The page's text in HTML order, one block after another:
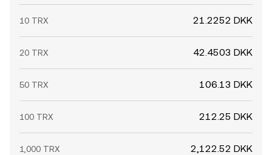
10 TRX 21.2252 DKK
20 TRX 42.4503 DKK
50 TRX 106.13 DKK
100 TRX 212.25 DKK
1,000 TRX 2,122.52 DKK